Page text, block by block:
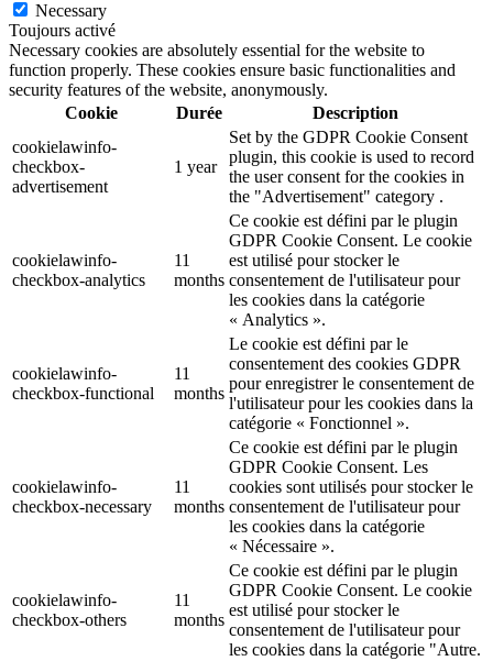
Necessary
Toujours activé
Necessary cookies are absolutely essential for the website to
function properly. These cookies ensure basic functionalities and
security features of the website, anonymously.
Cookie
Durée
Description
cookielawinfo-
checkbox-
advertisement
1 year
Set by the GDPR Cookie Consent
plugin, this cookie is used to record
the user consent for the cookies in
the "Advertisement" category .
cookielawinfo-
checkbox-analytics
11
months
Ce cookie est défini par le plugin
GDPR Cookie Consent. Le cookie
est utilisé pour stocker le
consentement de l'utilisateur pour
les cookies dans la catégorie
« Analytics ».
cookielawinfo-
checkbox-functional
11
months
Le cookie est défini par le
consentement des cookies GDPR
pour enregistrer le consentement de
l'utilisateur pour les cookies dans la
catégorie « Fonctionnel ».
cookielawinfo-
checkbox-necessary
11
months
Ce cookie est défini par le plugin
GDPR Cookie Consent. Les
cookies sont utilisés pour stocker le
consentement de l'utilisateur pour
les cookies dans la catégorie
« Nécessaire ».
cookielawinfo-
checkbox-others
11
months
Ce cookie est défini par le plugin
GDPR Cookie Consent. Le cookie
est utilisé pour stocker le
consentement de l'utilisateur pour
les cookies dans la catégorie "Autre.